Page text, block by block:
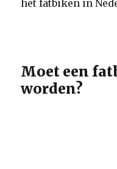
het fatbiken in
Moet een
worden?